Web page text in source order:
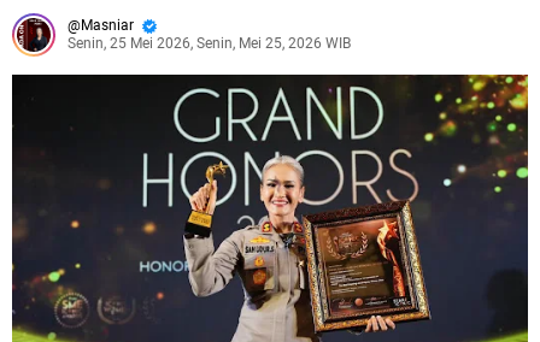
Masniar
Senin, 25 Mei 2026, Senin, Mei 25, 2026 WIB